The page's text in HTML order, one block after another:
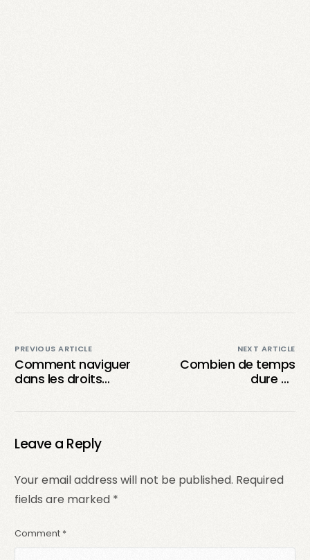
PREVIOUS ARTICLE
Comment naviguer
dans les droits
le guide de survie du
NEXT ARTICLE
Combien de temps
dure un
TikTok ? La vérité
Leave a Reply
Your email address will not be published. Required
fields are marked *
Comment *